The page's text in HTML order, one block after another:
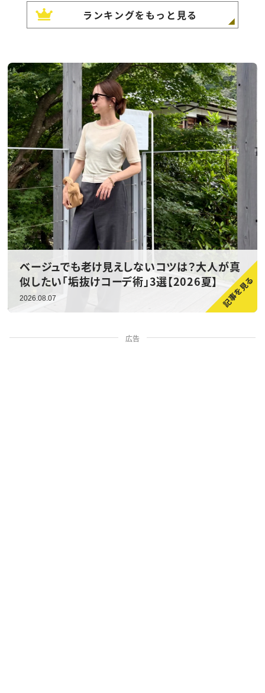
ランキングをもっと見る
ベージュでも老け見えしないコツは？大人が真
似したい「垢抜けコーデ術」3選【2026夏】
2026.08.07
広告